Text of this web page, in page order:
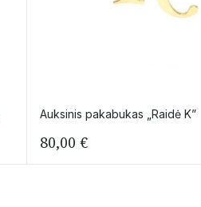
Auksinis pakabukas „Raidė K”
80,00 €